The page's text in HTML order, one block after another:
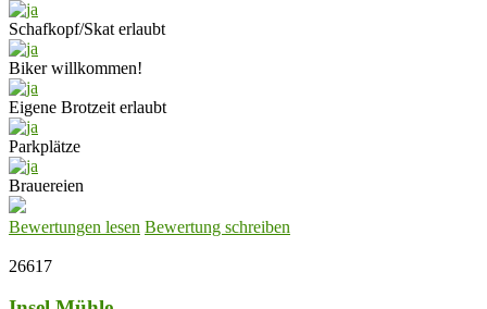
Schafkopf/Skat erlaubt
Biker willkommen!
Eigene Brotzeit erlaubt
Parkplätze
Brauereien
Bewertungen lesen Bewertung schreiben
26617